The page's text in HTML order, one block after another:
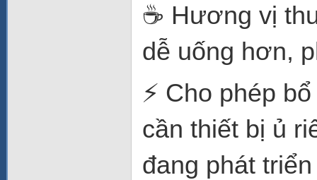
☕ Hương vị
dễ uống hơn,
⚡ Cho phép
cần thiết bị ủ
đang phát